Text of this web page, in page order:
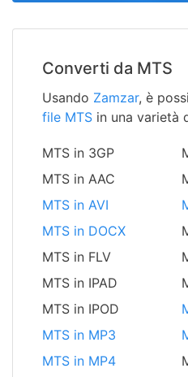
Converti da MTS
Usando Zamzar, è
file MTS in una varietà
MTS in 3GP
MTS in AAC
MTS in AVI
MTS in DOCX
MTS in FLV
MTS in IPAD
MTS in IPOD
MTS in MP3
MTS in MP4